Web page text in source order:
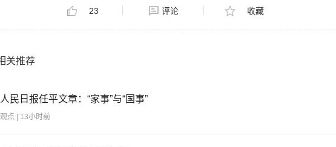
23 评论 收藏
关推荐
人民日报任平文章：“家事”与“国事”
观点 | 13小时前